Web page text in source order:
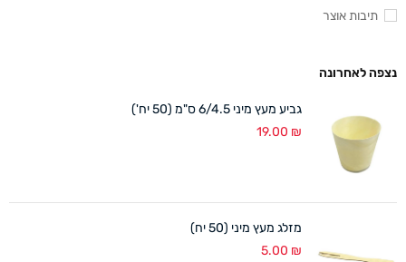
תיבות אוצר
נצפה לאחרונה
גביע מעץ מיני 6/4.5 ס"מ (50 יח')
19.00 ₪
מזלג מעץ מיני (50 יח)
5.00 ₪